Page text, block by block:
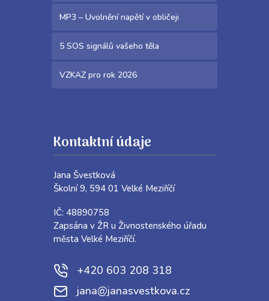
MP3 – Uvolnění napětí v obličeji
5 SOS signálů vašeho těla
VZKAZ pro rok 2026
Kontaktní údaje
Jana Švestková
Školní 9, 594 01 Velké Meziříčí
IČ: 48890758
Zapsána v ŽR u Živnostenského úřadu
města Velké Meziříčí.
+420 603 208 318
jana@janasvestkova.cz